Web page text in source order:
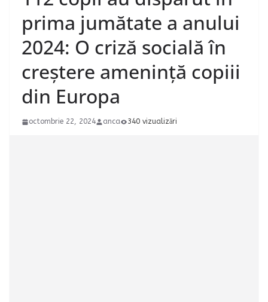
prima jumătate a anului
2024: O criză socială în
creștere amenință copiii
din Europa
octombrie 22, 2024 anca 340 vizualizări